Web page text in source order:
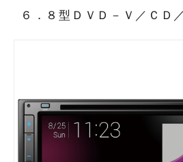
６．８型ＤＶＤ－Ｖ／Ｃ